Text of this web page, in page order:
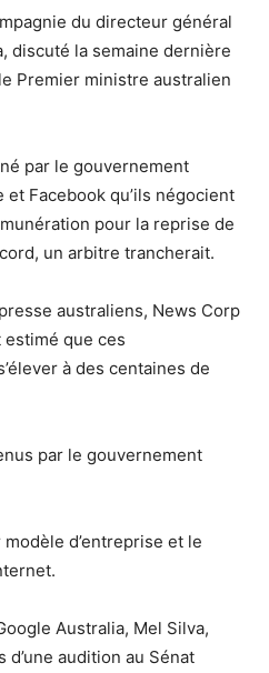
du directeur général
discuté la semaine dernière
Premier ministre australien
par le gouvernement
Facebook qu’ils négocient
pour la reprise de
un arbitre trancherait.
australiens, News Corp
que ces
à des centaines de
par le gouvernement
d’entreprise et le
Australia, Mel Silva,
audition au Sénat